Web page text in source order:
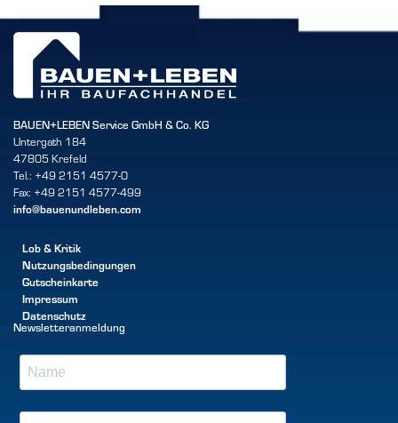
BAUEN+LEBEN Service GmbH & Co. KG
Untergath 184
47805 Krefeld
Tel.: +49 2151 4577-0
Fax: +49 2151 4577-499
info@bauenundleben.com
Lob & Kritik
Nutzungsbedingungen
Gutscheinkarte
Impressum
Datenschutz
Newsletteranmeldung